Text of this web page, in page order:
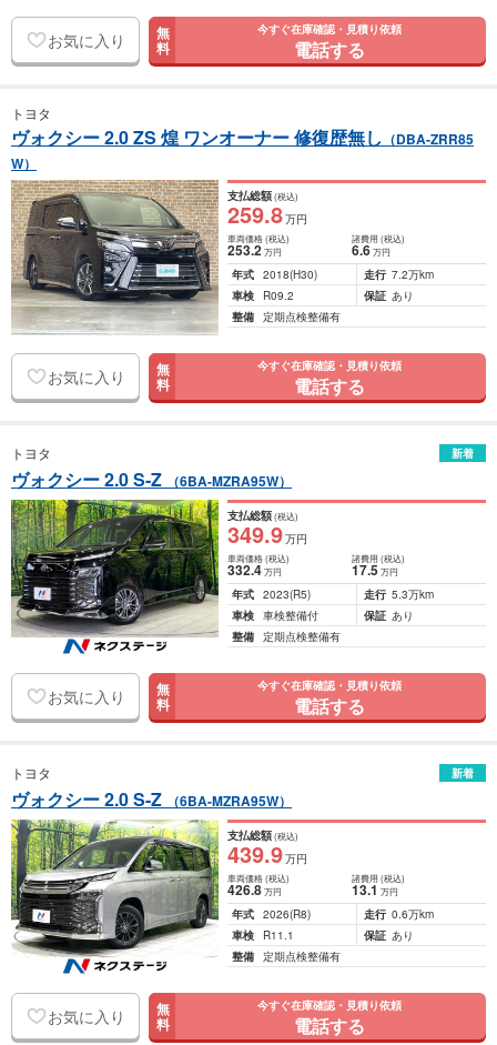
お気に入り 無
料
今すぐ在庫確認・見積り依頼
電話する
トヨタ
ヴォクシー 2.0 ZS 煌 ワンオーナー 修復歴無し （DBA-ZRR85
W）
支払総額(税込)
259.8万円
車両価格(税込)
253.2万円
諸費用 (税込)
6.6 万円
年式 2018(H30) 走行 7.2万km
車検
R09.2 保証 あり
整備 定期点検整備有
お気に入り 無
料
今すぐ在庫確認・見積り依頼
電話する
トヨタ 新着
ヴォクシー 2.0 S-Z （6BA-MZRA95W）
支払総額(税込)
349.9万円
車両価格(税込)
332.4万円
諸費用 (税込)
17.5 万円
年式 2023(R5) 走行 5.3万km
車検 車検整備付 保証 あり
整備 定期点検整備有
お気に入り 無
料
今すぐ在庫確認・見積り依頼
電話する
トヨタ 新着
ヴォクシー 2.0 S-Z （6BA-MZRA95W）
支払総額(税込)
439.9万円
車両価格(税込)
426.8万円
諸費用 (税込)
13.1 万円
年式 2026(R8) 走行 0.6万km
車検
R11.1 保証 あり
整備 定期点検整備有
お気に入り 無
料
今すぐ在庫確認・見積り依頼
電話する